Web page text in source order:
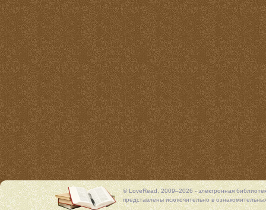
© LoveRead, 2009–2026 - электронная
представлены исключительно в